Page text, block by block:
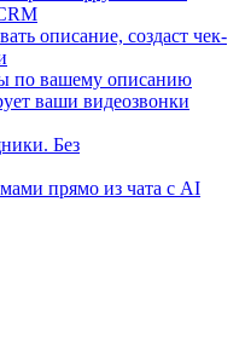
описание, создаст чек-
по вашему описанию
ваши видеозвонки
Без
прямо из чата с AI